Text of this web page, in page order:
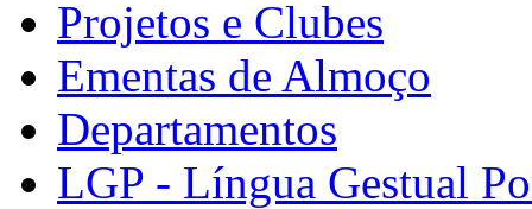
Projetos e Clubes
Ementas de Almoço
Departamentos
LGP - Língua Gestual